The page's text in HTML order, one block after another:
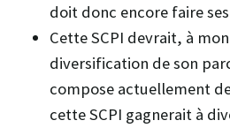
doit donc encore faire
Cette SCPI devrait, à
diversification de son
compose actuellement
cette SCPI gagnerait à